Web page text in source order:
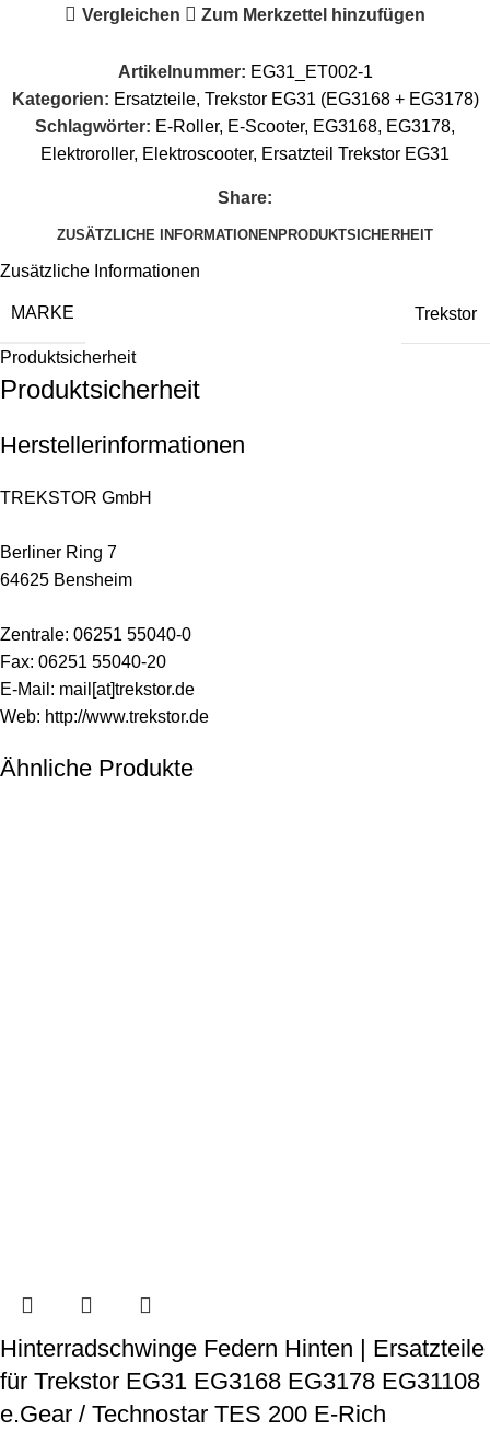
Vergleichen Zum Merkzettel hinzufügen
Artikelnummer: EG31_ET002-1
Kategorien: Ersatzteile, Trekstor EG31 (EG3168 + EG3178)
Schlagwörter: E-Roller, E-Scooter, EG3168, EG3178,
Elektroroller, Elektroscooter, Ersatzteil Trekstor EG31
Share:
ZUSÄTZLICHE INFORMATIONEN PRODUKTSICHERHEIT
Zusätzliche Informationen
MARKE Trekstor
Produktsicherheit
Produktsicherheit
Herstellerinformationen
TREKSTOR GmbH
Berliner Ring 7
64625 Bensheim
Zentrale: 06251 55040-0
Fax: 06251 55040-20
E-Mail: mail[at]trekstor.de
Web: http://www.trekstor.de
Ähnliche Produkte
Hinterradschwinge Federn Hinten | Ersatzteile
für Trekstor EG31 EG3168 EG3178 EG31108
e.Gear / Technostar TES 200 E-Rich